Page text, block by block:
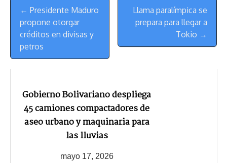
s
Menú
de
Navegación
← Presidente Maduro
propone otorgar
créditos en divisas y
petros
Llama paralímpica se
prepara para llegar a
Tokio →
Gobierno Bolivariano despliega
45 camiones compactadores de
aseo urbano y maquinaria para
las lluvias
mayo 17, 2026